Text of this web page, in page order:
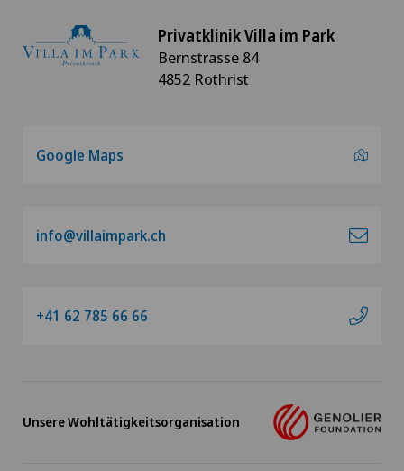
Privatklinik Villa im Park
Bernstrasse 84
4852 Rothrist
Google Maps
info@villaimpark.ch
+41 62 785 66 66
Unsere Wohltätigkeitsorganisation